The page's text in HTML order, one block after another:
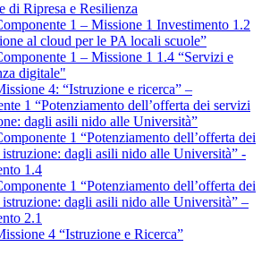
di Ripresa e Resilienza
1 – Missione 1 Investimento 1.2
al cloud per le PA locali scuole”
1 – Missione 1 1.4 “Servizi e
digitale"
4: “Istruzione e ricerca” –
1 “Potenziamento dell’offerta dei servizi
dagli asili nido alle Università”
1 “Potenziamento dell’offerta dei
dagli asili nido alle Università” -
1.4
1 “Potenziamento dell’offerta dei
dagli asili nido alle Università” –
2.1
4 “Istruzione e Ricerca”